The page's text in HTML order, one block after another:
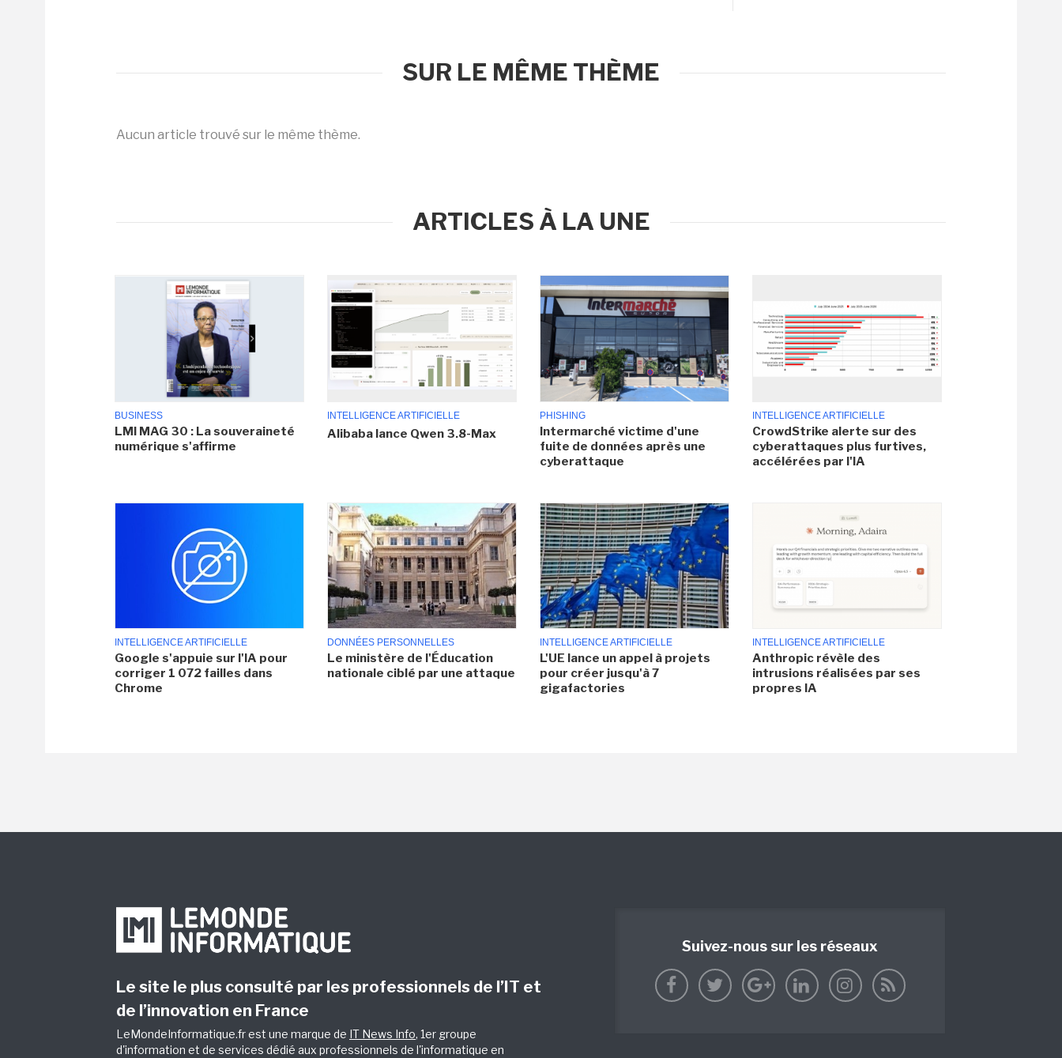
SUR LE MÊME THÈME
Aucun article trouvé sur le même thème.
ARTICLES À LA UNE
BUSINESS
LMI MAG 30 : La souveraineté
numérique s'affirme
INTELLIGENCE ARTIFICIELLE
Alibaba lance Qwen 3.8-Max
PHISHING
Intermarché victime d'une
fuite de données après une
cyberattaque
INTELLIGENCE ARTIFICIELLE
CrowdStrike alerte sur des
cyberattaques plus furtives,
accélérées par l'IA
INTELLIGENCE ARTIFICIELLE
Google s'appuie sur l'IA pour
corriger 1 072 failles dans
Chrome
DONNÉES PERSONNELLES
Le ministère de l'Éducation
nationale ciblé par une attaque
INTELLIGENCE ARTIFICIELLE
L'UE lance un appel à projets
pour créer jusqu'à 7
gigafactories
INTELLIGENCE ARTIFICIELLE
Anthropic révèle des
intrusions réalisées par ses
propres IA
Le site le plus consulté par les professionnels de l’IT et
de l’innovation en France
LeMondeInformatique.fr est une marque de IT News Info, 1er groupe
d'information et de services dédié aux professionnels de l'informatique en
Suivez-nous sur les réseaux